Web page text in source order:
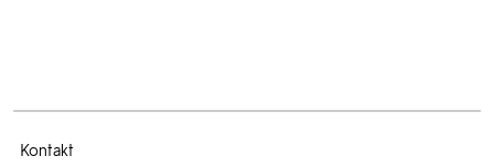
Kontakt